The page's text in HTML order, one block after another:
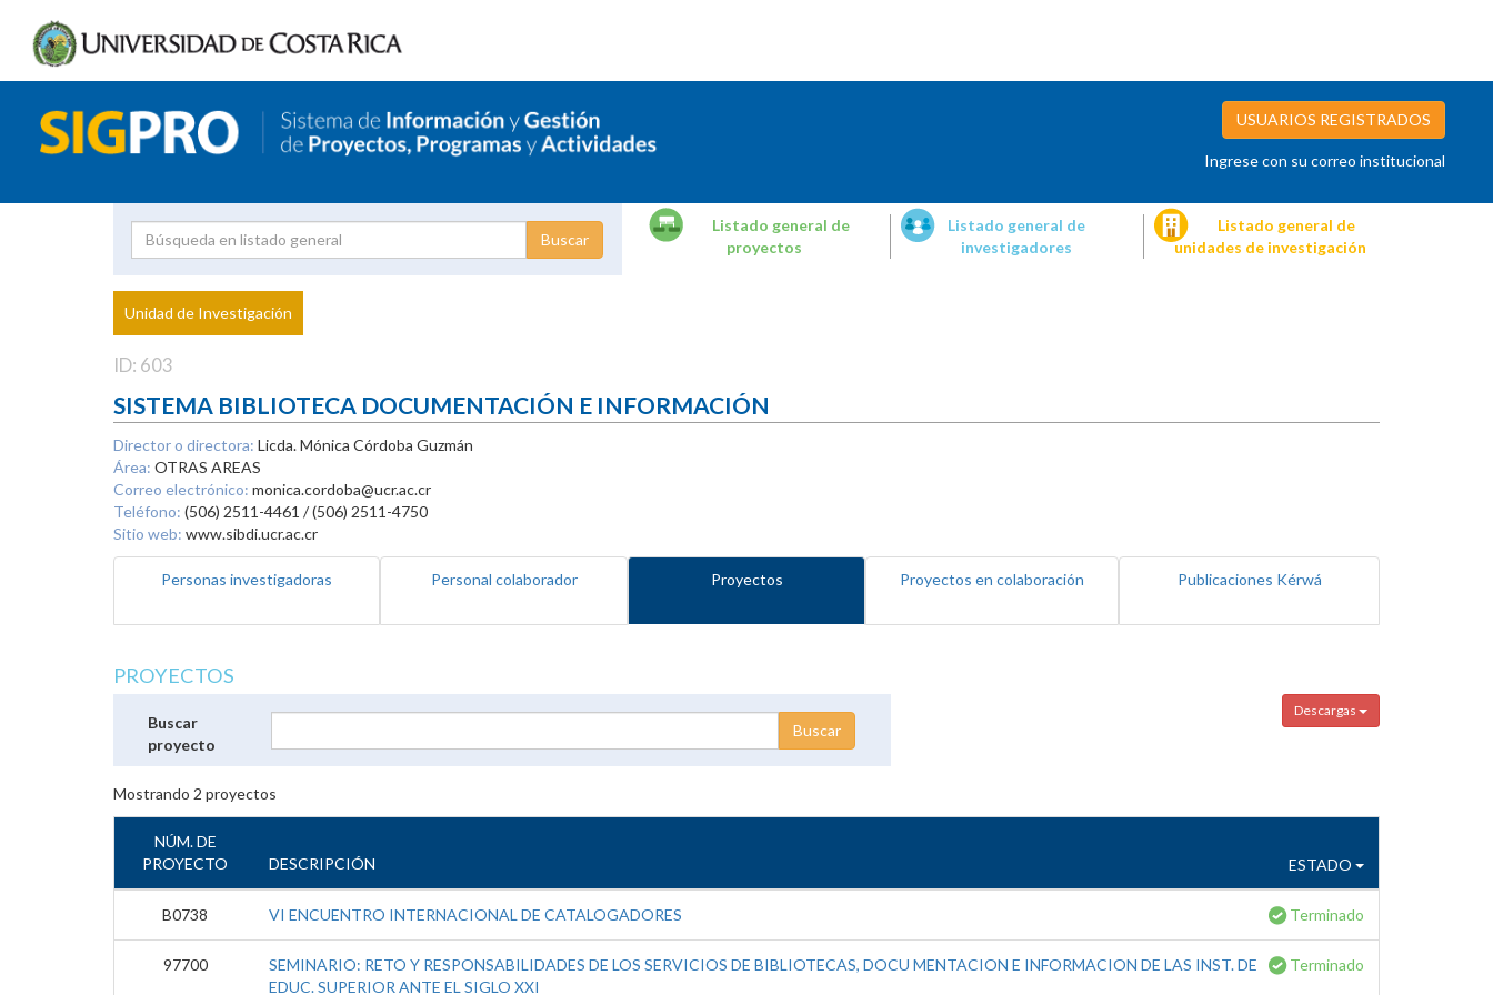
USUARIOS REGISTRADOS
Ingrese con su correo institucional
Proyecto
Investigador
Listado general de
proyectos
Listado general de
investigadores
Listado general de
unidades de investigación
Unidad de Investigación
ID: 603
SISTEMA BIBLIOTECA DOCUMENTACIÓN E INFORMACIÓN
Director o directora: Licda. Mónica Córdoba Guzmán
Área: OTRAS AREAS
Correo electrónico: monica.cordoba@ucr.ac.cr
Teléfono: (506) 2511-4461 / (506) 2511-4750
Sitio web: www.sibdi.ucr.ac.cr
Personas investigadoras Personal colaborador Proyectos Proyectos en colaboración Publicaciones Kérwá
PROYECTOS
Descargas
Buscar
proyecto
Mostrando 2 proyectos
NÚM. DE
PROYECTO
DESCRIPCIÓN ESTADO
B0738 VI ENCUENTRO INTERNACIONAL DE CATALOGADORES Terminado
97700
SEMINARIO: RETO Y RESPONSABILIDADES DE LOS SERVICIOS DE BIBLIOTECAS, DOCU MENTACION E INFORMACION DE LAS INST. DE
EDUC. SUPERIOR ANTE EL SIGLO XXI
Terminado